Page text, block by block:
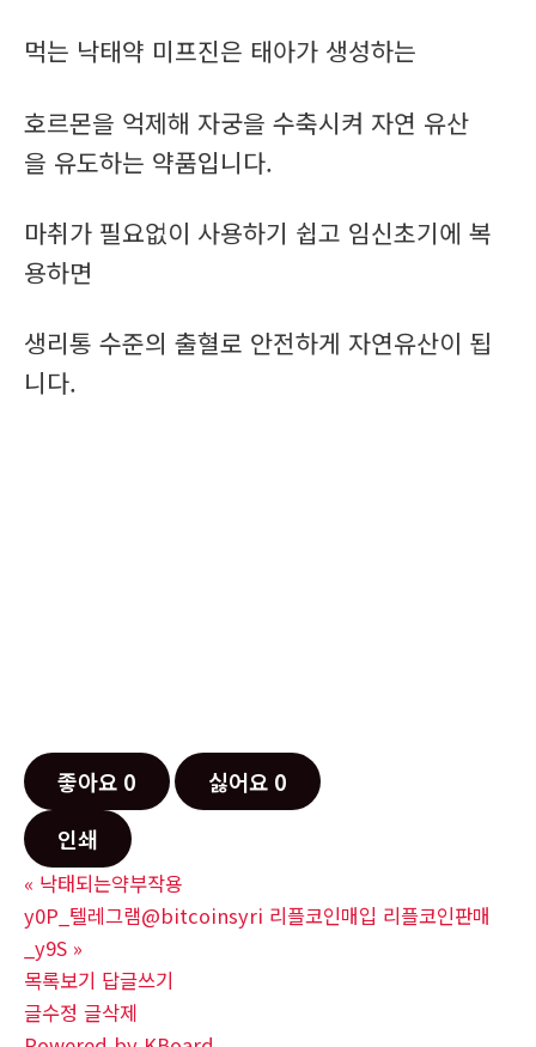
먹는 낙태약 미프진은 태아가 생성하는
호르몬을 억제해 자궁을 수축시켜 자연 유산
을 유도하는 약품입니다.
마취가 필요없이 사용하기 쉽고 임신초기에 복
용하면
생리통 수준의 출혈로 안전하게 자연유산이 됩
니다.
좋아요 0 싫어요 0
인쇄
« 낙태되는약부작용
y0P_텔레그램@bitcoinsyri 리플코인매입 리플코인판매
_y9S »
목록보기 답글쓰기
글수정 글삭제